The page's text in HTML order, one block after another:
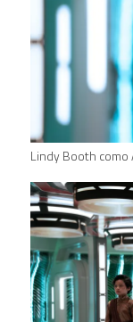
Lindy Booth como